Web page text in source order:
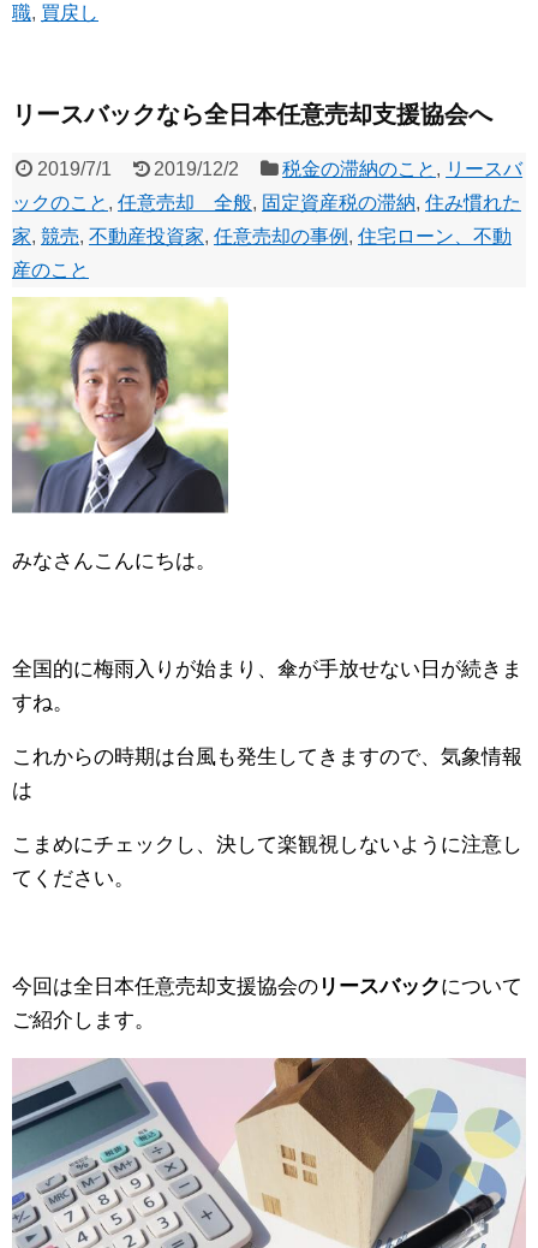
職, 買戻し
リースバックなら全日本任意売却支援協会へ
2019/7/1 2019/12/2 税金の滞納のこと , リースバ
ックのこと , 任意売却 全般, 固定資産税の滞納, 住み慣れた
家, 競売, 不動産投資家, 任意売却の事例 , 住宅ローン、不動
産のこと
みなさんこんにちは。
全国的に梅雨入りが始まり、傘が手放せない日が続きま
すね。
これからの時期は台風も発生してきますので、 気象情報
は
こまめにチェックし、 決して楽観視しないように注意し
てください。
今回は全日本任意売却支援協会の リースバックについて
ご紹介しま す。